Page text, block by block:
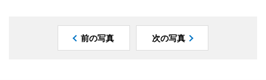
前の写真 次の写真